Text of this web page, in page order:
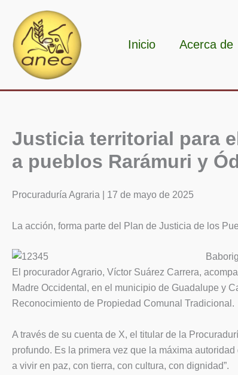
contenido
Inicio Acerca de
Justicia territorial para
a pueblos Rarámuri y
Procuraduría Agraria | 17 de mayo de 2025
La acción, forma parte del Plan de Justicia de los
El procurador Agrario, Víctor Suárez Carrera,
Madre Occidental, en el municipio de Guadalupe y
Reconocimiento de Propiedad Comunal Tradicional.
A través de su cuenta de X, el titular de la
profundo. Es la primera vez que la máxima
a vivir en paz, con tierra, con cultura, con dignidad”.